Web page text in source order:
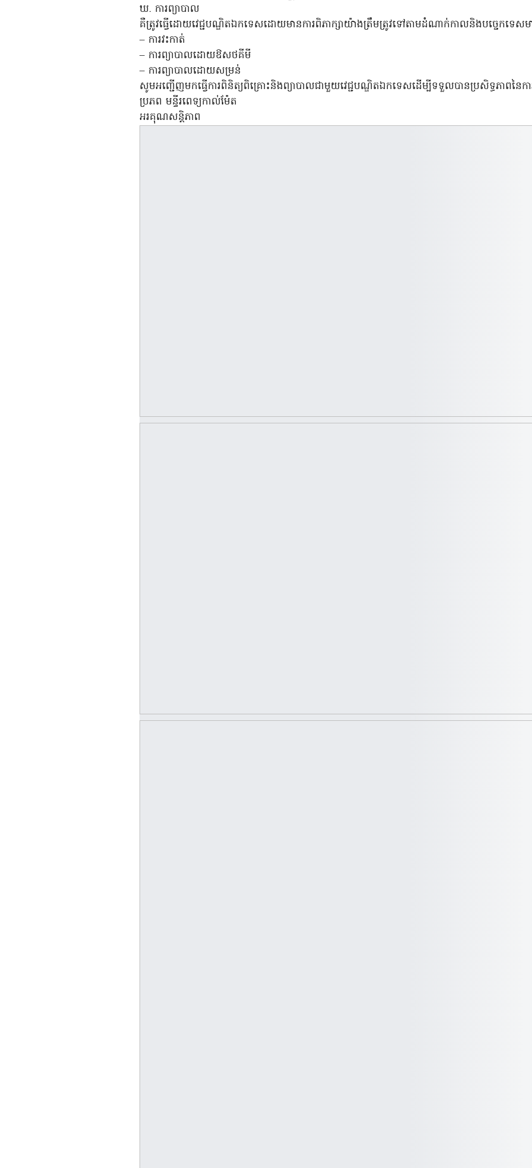
ឃ. ការព្យាបាល
គឺត្រូវធ្វើដោយវេជ្ជបណ្ឌិតឯកទេសដោយមានការពិភាក្សាយ៉ាងត្រឹមត្រូវទៅតាមដំណាក់កាលនិងបច្ចេកទេស
– ការវះកាត់
– ការព្យាបាលដោយឱសថគីមី
– ការព្យាបាលដោយសម្រន់
សូមអញ្ជើញមកធ្វើការពិនិត្យពិគ្រោះនិងព្យាបាលជាមួយវេជ្ជបណ្ឌិតឯកទេសដើម្បីទទួលបានប្រសិទ្ធភាពនៃក
ប្រភព មន្ទីរពេទ្យកាល់ម៉ែត
អរគុណសន្តិភាព